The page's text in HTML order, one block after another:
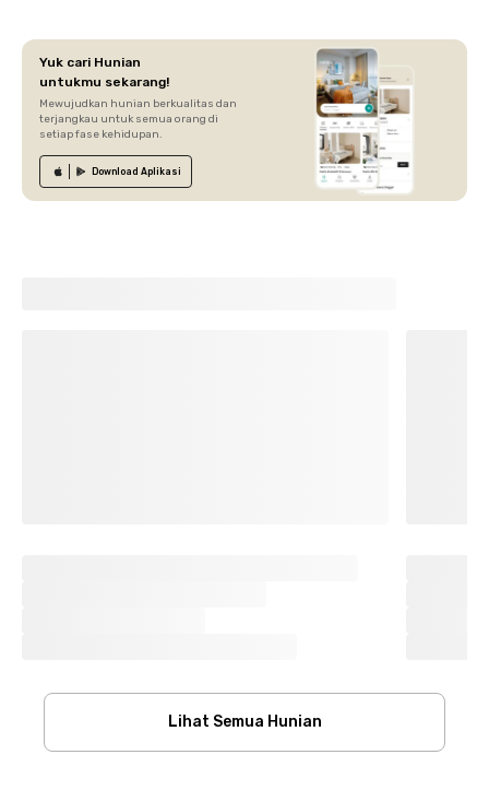
Yuk cari Hunian
untukmu sekarang!
Mewujudkan hunian berkualitas dan
terjangkau untuk semua orang di
setiap fase kehidupan.
Download Aplikasi
Lihat Semua Hunian